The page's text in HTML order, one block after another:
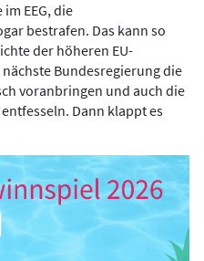
EEG, die
bestrafen. Das kann so
der höheren EU-
Bundesregierung die
voranbringen und auch die
Dann klappt es